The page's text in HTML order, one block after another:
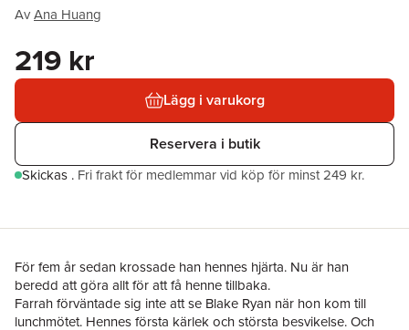
AvAna Huang
219 kr
Lägg i varukorg
Reservera i butik
Skickas . Fri frakt för medlemmar vid köp för minst 249 kr.
För fem år sedan krossade han hennes hjärta. Nu är han
beredd att göra allt för att få henne tillbaka.
Farrah förväntade sig inte att se Blake Ryan när hon kom till
lunchmötet. Hennes första kärlek och största besvikelse. Och